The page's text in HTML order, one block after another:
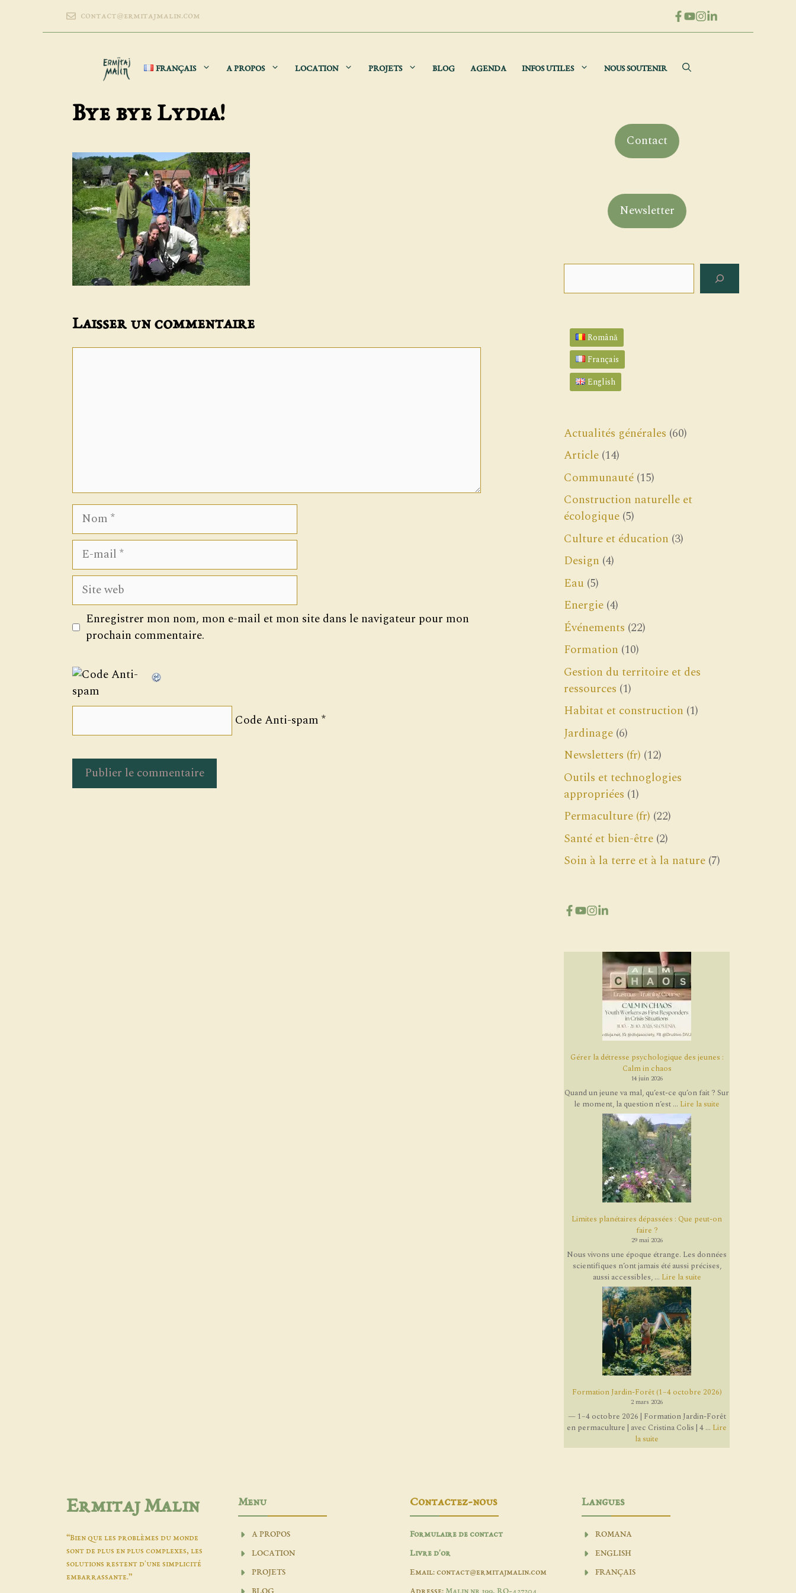
contact@ermitajmalin.com
FRANÇAIS A PROPOS LOCATION PROJETS BLOG AGENDA INFOS UTILES NOUS SOUTENIR
Bye bye Lydia!
Laisser un commentaire
Nom
E-
mail
Site
web
Enregistrer mon nom, mon e-mail et mon site dans le navigateur pour mon
prochain commentaire.
Code Anti-spam *
Contact
Newsletter
Română
Français
English
Actualités générales (60)
Article (14)
Communauté (15)
Construction naturelle et
écologique (5)
Culture et éducation (3)
Design (4)
Eau (5)
Energie (4)
Événements (22)
Formation (10)
Gestion du territoire et des
ressources (1)
Habitat et construction (1)
Jardinage (6)
Newsletters (fr) (12)
Outils et technoglogies
appropriées (1)
Permaculture (fr) (22)
Santé et bien-être (2)
Soin à la terre et à la nature (7)
Gérer la détresse psychologique des jeunes :
Calm in chaos
14 juin 2026
Quand un jeune va mal, qu’est-ce qu’on fait ? Sur
le moment, la question n’est ... Lire la suite
Limites planétaires dépassées : Que peut-on
faire ?
29 mai 2026
Nous vivons une époque étrange. Les données
scientifiques n’ont jamais été aussi précises,
aussi accessibles, ... Lire la suite
Formation Jardin-Forêt (1–4 octobre 2026)
2 mars 2026
— 1–4 octobre 2026 | Formation Jardin-Forêt
en permaculture | avec Cristina Colis | 4 ... Lire
la suite
Ermitaj Malin
“Bien que les problèmes du monde
sont de plus en plus complexes, les
solutions restent d'une simplicité
embarrassante.”
Menu
A PROPOS
LOCATION
PROJETS
BLOG
Contactez-nous
Formulaire de contact
Livre d'or
Email: contact@ermitajmalin.com
Adresse: Malin nr 199, RO-427204
Langues
ROMANA
ENGLISH
FRANÇAIS